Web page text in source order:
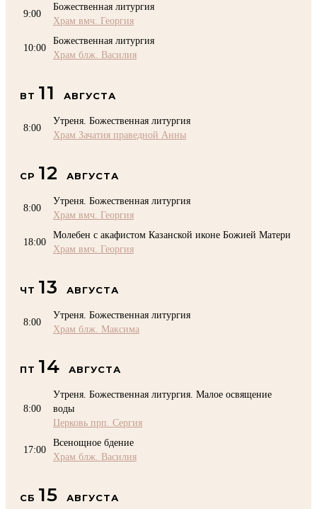
9:00
Божественная литургия
Храм вмч. Георгия
10:00
Божественная литургия
Храм блж. Василия
ВТ 11 АВГУСТА
8:00
Утреня. Божественная литургия
Храм Зачатия праведной Анны
СР 12 АВГУСТА
8:00
Утреня. Божественная литургия
Храм вмч. Георгия
18:00
Молебен с акафистом Казанской иконе Божией Матери
Храм вмч. Георгия
ЧТ 13 АВГУСТА
8:00
Утреня. Божественная литургия
Храм блж. Максима
ПТ 14 АВГУСТА
8:00
Утреня. Божественная литургия. Малое освящение
воды
Церковь прп. Сергия
17:00
Всенощное бдение
Храм блж. Василия
СБ 15 АВГУСТА